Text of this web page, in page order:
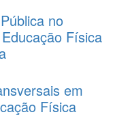
no
Física
em
Física